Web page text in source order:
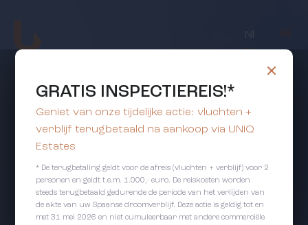
Nl
GRATIS INSPECTIEREIS!*
Geniet van onze tijdelijke actie: vluchten +
verblijf terugbetaald na aankoop via UNIQ
Estates
* De terugbetaling geldt voor de afreis (vluchten + verblijf) voor 2
personen en geldt t.e.m. 1.000,- euro. De reiskosten worden
steeds terugbetaald gedurende de periode van het verlijden van
de akte van uw Spaanse droomverblijf. Deze actie is geldig tot en
met 31 mei 2026 en niet cumuleerbaar met andere commerciële